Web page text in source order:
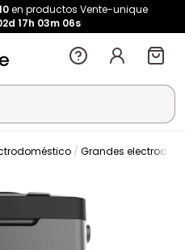
en productos Vente-unique
17h 03m 05s
Grandes